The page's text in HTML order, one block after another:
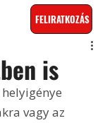
FELIRATKOZÁS
is
vagy az